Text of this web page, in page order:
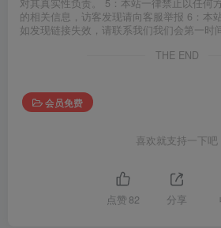
对其真实性负责。 5：本站一律禁止以任何
的相关信息，访客发现请向客服举报 6：本
如发现链接失效，请联系我们我们会第一时
THE END
会员免费
喜欢就支持一下吧
点赞 82 分享